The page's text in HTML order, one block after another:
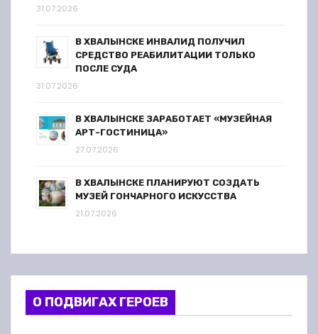
31.07.2026
В ХВАЛЫНСКЕ ИНВАЛИД ПОЛУЧИЛ
СРЕДСТВО РЕАБИЛИТАЦИИ ТОЛЬКО
ПОСЛЕ СУДА
31.07.2026
В ХВАЛЫНСКЕ ЗАРАБОТАЕТ «МУЗЕЙНАЯ
АРТ-ГОСТИНИЦА»
27.07.2026
В ХВАЛЫНСКЕ ПЛАНИРУЮТ СОЗДАТЬ
МУЗЕЙ ГОНЧАРНОГО ИСКУССТВА
21.07.2026
О ПОДВИГАХ ГЕРОЕВ